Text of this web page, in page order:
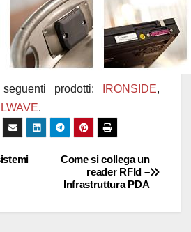
prodotti: IRONSIDE,
.
Come si collega un
reader RFId –
Infrastruttura PDA